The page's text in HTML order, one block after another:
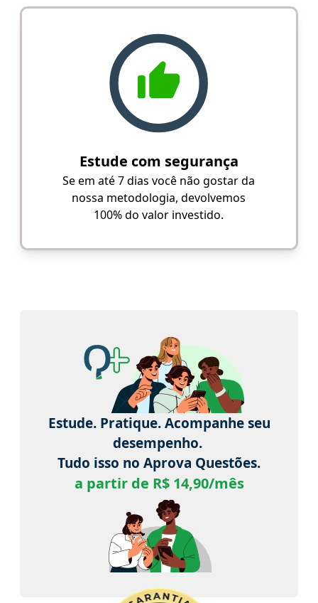
Estude com segurança
Se em até 7 dias você não gostar da
nossa metodologia, devolvemos
100% do valor investido.
Estude. Pratique. Acompanhe seu
desempenho.
Tudo isso no Aprova Questões.
a partir de R$ 14,90/mês